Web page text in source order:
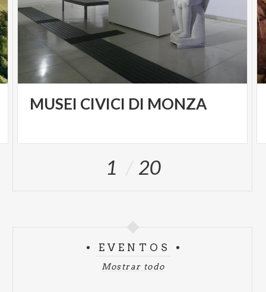
MUSEI CIVICI DI MONZA
1 20
EVENTOS
Mostrar todo